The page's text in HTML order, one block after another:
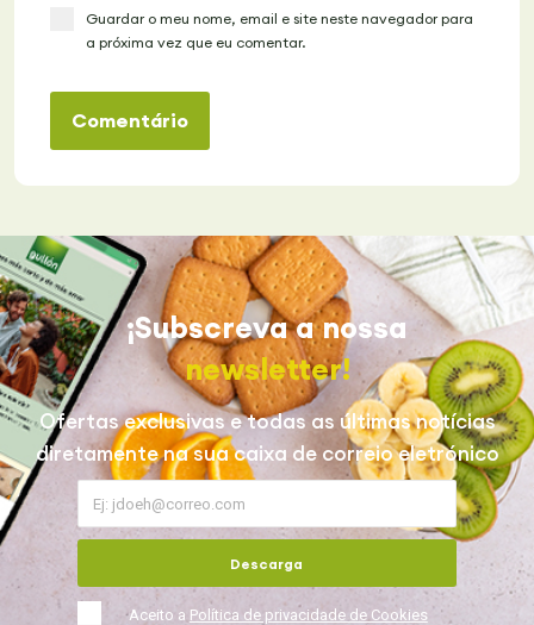
Guardar o meu nome, email e site neste navegador para
a próxima vez que eu comentar.
Comentário
¡Subscreva a nossa
newsletter!
Ofertas exclusivas e todas as últimas notícias
diretamente na sua caixa de correio eletrónico
Aceito a Política de privacidade de Cookies
Descarga